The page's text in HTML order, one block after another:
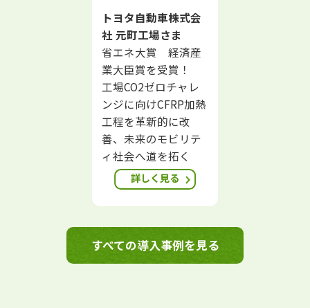
トヨタ自動車株式会
社 元町工場さま
省エネ大賞 経済産
業大臣賞を受賞！
工場CO2ゼロチャレ
ンジに向けCFRP加熱
工程を革新的に改
善、未来のモビリテ
ィ社会へ道を拓く
詳しく見る
すべての導入事例を見る